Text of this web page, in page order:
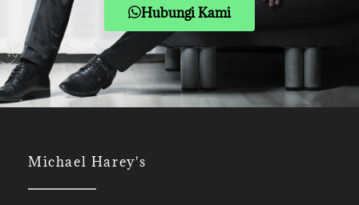
Hubungi Kami
Michael Harey's